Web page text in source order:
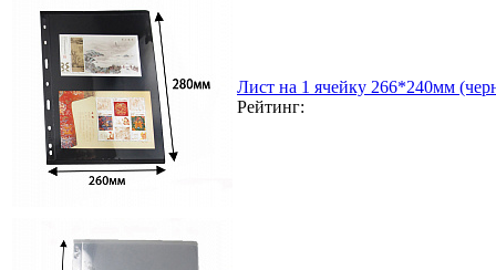
Лист на 1 ячейку 266*240мм
Рейтинг: